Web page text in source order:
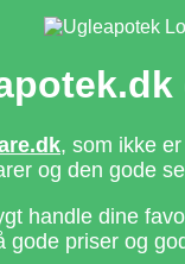
, som ikke
og den gode
handle dine
gode priser og